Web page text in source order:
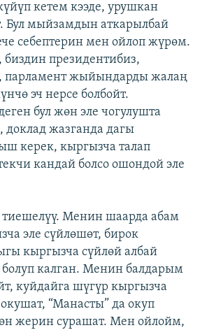
кетем кээде, урушкан
Бул мыйзамдын аткарылбай
себептерин мен ойлоп жүрөм.
президентибиз,
парламент жыйындарды жалаң
эч нерсе болбойт.
бул жөн эле чогулушта
жазганда дагы
керек, кыргызча талап
кандай болсо ошондой эле
тиешелүү. Менин шаарда абам
эле сүйлөшөт, бирок
кыргызча сүйлөй албай
болуп калган. Менин балдарым
куйдайга шүгүр кыргызча
“Манасты” да окуп
жерин сурашат. Мен ойлойм,